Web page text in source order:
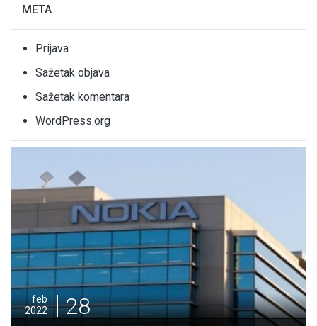
META
Prijava
Sažetak objava
Sažetak komentara
WordPress.org
feb
2022
28